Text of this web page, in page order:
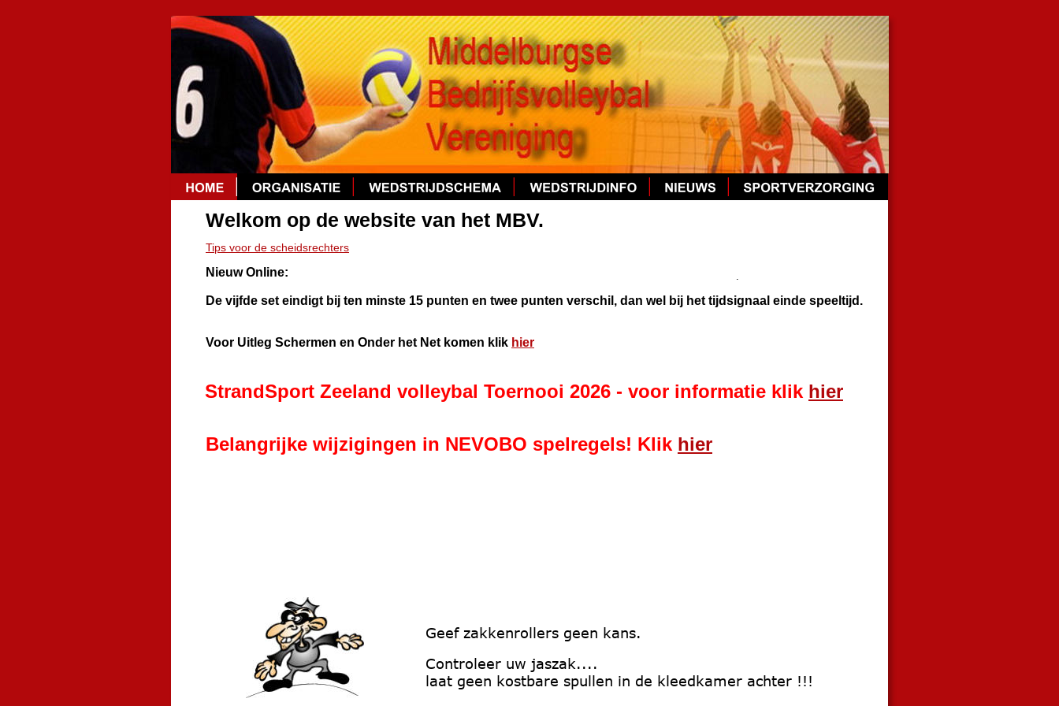
.
Geef zakkenrollers geen kans.
Controleer uw jaszak....
laat geen kostbare spullen in de kleedkamer achter !!!
Welkom op de website van het MBV.
Tips voor de scheidsrechters
Nieuw Online:
De vijfde set eindigt bij ten minste 15 punten en twee punten verschil, dan wel bij het tijdsignaal einde speeltijd.
Voor Uitleg Schermen en Onder het Net komen klik hier
Belangrijke wijzigingen in NEVOBO spelregels! Klik hier
StrandSport Zeeland volleybal Toernooi 2026 - voor informatie klik hier